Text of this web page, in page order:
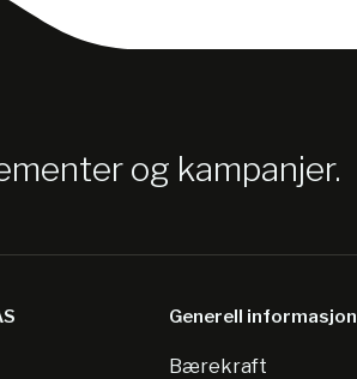
og kampanjer.
Generell informasjon
Bærekraft